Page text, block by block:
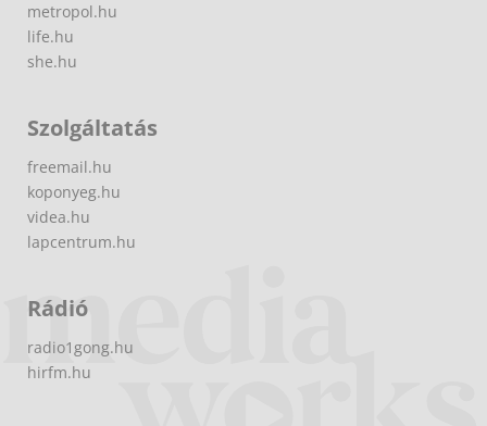
metropol.hu
life.hu
she.hu
Szolgáltatás
freemail.hu
koponyeg.hu
videa.hu
lapcentrum.hu
Rádió
radio1gong.hu
hirfm.hu